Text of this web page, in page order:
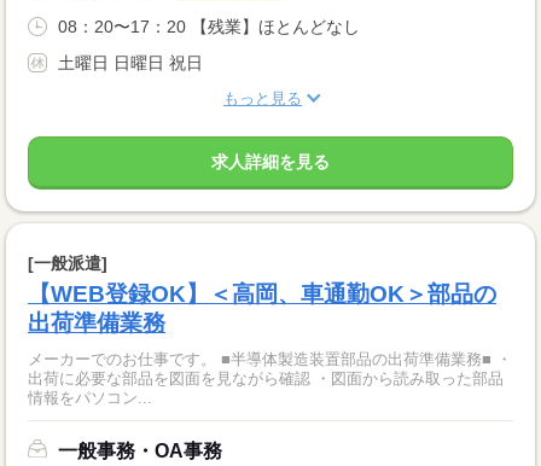
08：20〜17：20 【残業】ほとんどなし
土曜日 日曜日 祝日
もっと見る
求人詳細を見る
[一般派遣]
【WEB登録OK】＜高岡、車通勤OK＞部品の
出荷準備業務
メーカーでのお仕事です。 ■半導体製造装置部品の出荷準備業務■ ・
出荷に必要な部品を図面を見ながら確認 ・図面から読み取った部品
情報をパソコン...
一般事務・OA事務